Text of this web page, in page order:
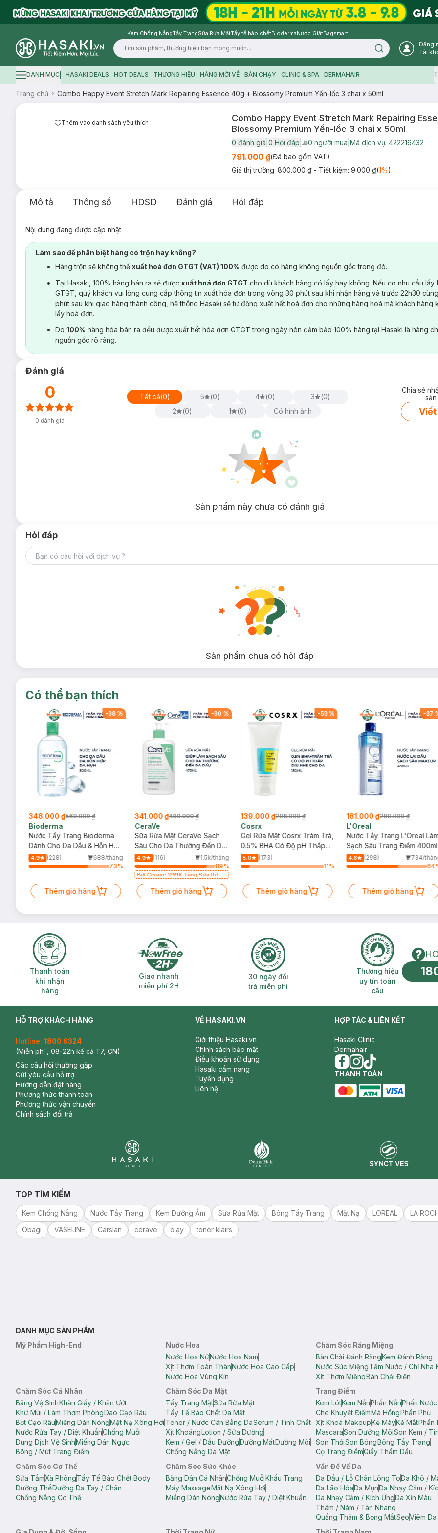
Kem Chống NắngTẩy TrangSữa Rửa MặtTẩy tế bào chếtBiodermaNước GiặtBagsmart
Logo
Search icon
Đăng
Tài
Hamburger icon
DANH MỤC HASAKI DEALS HOT DEALS THƯƠNG HIỆU HÀNG MỚI VỀ BÁN CHẠY CLINIC & SPA DERMAHAIR
Trang chủ Combo Happy Event Stretch Mark Repairing Essence 40g + Blossomy Premium Yến-lốc 3 chai x 50ml
Thêm vào danh sách yêu thích
Combo Happy Event Stretch Mark Repairing
Blossomy Premium Yến-lốc 3 chai x 50ml
0 đánh giá 0 Hỏi đáp User Product Icon
0 người mua Mã dịch vụ: 422216432
791.000 ₫(Đã bao gồm VAT)
Giá thị trường: 800.000 ₫ - Tiết kiệm: 9.000 ₫(1%)
Mô tả Thông số HDSD Đánh giá Hỏi đáp
Nội dung đang được cập nhật
Làm sao để phân biệt hàng có trộn hay không?
Hàng trộn sẽ không thể xuất hoá đơn GTGT (VAT) 100% được do có hàng không nguồn gốc trong đó.
Tại Hasaki, 100% hàng bán ra sẽ được xuất hoá đơn GTGT cho dù khách hàng có lấy hay không. Nếu có nhu cầu lấy
GTGT, quý khách vui lòng cung cấp thông tin xuất hóa đơn trong vòng 30 phút sau khi nhận hàng và trước 22h30
phút sau khi giao hàng thành công, hệ thống Hasaki sẽ tự động xuất hết hoá đơn cho những hàng hoá mà khách hàng
lấy hoá đơn.
Do 100% hàng hóa bán ra đều được xuất hết hóa đơn GTGT trong ngày nên đảm bảo 100% hàng tại Hasaki là hàng
nguồn gốc rõ ràng.
Đánh giá
0
0 đánh giá
Tất cả(0) 5 (0) 4 (0) 3 (0)
2
(0) 1 (0) Có hình ảnh
Chia sẻ
Viết
Sản phẩm này chưa có đánh giá
Hỏi đáp
Sản phẩm chưa có hỏi đáp
Có thể bạn thích
-38%
348.000 ₫560.000 ₫
Bioderma
Nước Tẩy Trang Bioderma
Dành Cho Da Dầu & Hỗn Hợp
500ml
4.9 (228)
688/tháng
73%
Thêm giỏ hàng
-30 %
341.000 ₫490.000 ₫
CeraVe
Sữa Rửa Mặt CeraVe Sạch
Sâu Cho Da Thường Đến Da
Dầu 473ml
4.9 (116)
1.5k/tháng
89%
Bill Cerave 299K Tặng Sữa Rửa
Thêm giỏ hàng
-53%
139.000 ₫298.000 ₫
Cosrx
Gel Rửa Mặt Cosrx Tràm Trà,
0.5% BHA Có Độ pH Thấp
150ml
5.0
(173)
11%
Thêm giỏ hàng
-37
181.000 ₫289.000 ₫
L'Oreal
Nước Tẩy Trang L'Oreal
Sạch Sâu Trang Điểm 400ml
4.8 (298)
734/
64
Thêm giỏ hàng
Thanh toán khi nhận hàng
Thanh toán
khi nhận
hàng
Giao nhanh miễn phí 2H
Giao nhanh
miễn phí 2H
30 ngày đổi trả miễn phí
30 ngày đổi
trả miễn phí
Thương hiệu
Thương hiệu
uy tín toàn
cầu
HỖ TRỢ KHÁCH HÀNG
Hotline: 1800 6324
(Miễn phí , 08-22h kể cả T7, CN)
Các câu hỏi thường gặp
Gửi yêu cầu hỗ trợ
Hướng dẫn đặt hàng
Phương thức thanh toán
Phương thức vận chuyển
Chính sách đổi trả
VỀ HASAKI.VN
Giới thiệu Hasaki.vn
Chính sách bảo mật
Điều khoản sử dụng
Hasaki cẩm nang
Tuyển dụng
Liên hệ
HỢP TÁC & LIÊN KẾT
Hasaki Clinic
Dermahair
facebook
instagram
tiktok
THANH TOÁN
TOP TÌM KIẾM
Kem Chống Nắng Nước Tẩy Trang Kem Dưỡng Ẩm Sữa Rửa Mặt Bông Tẩy Trang Mặt Nạ LOREAL
LA
Obagi
VASELINE Carslan cerave olay toner klairs
DANH MỤC SẢN PHẨM
Mỹ Phẩm High-End
Nước Hoa
Nước Hoa NữNước Hoa Nam
Xịt Thơm Toàn ThânNước Hoa Cao Cấp
Nước Hoa Vùng Kín
Chăm Sóc Răng Miệng
Bàn Chải Đánh RăngKem Đánh Răng
Nước Súc MiệngTăm Nước / Chỉ Nha
Xịt Thơm MiệngBàn Chải Điện
Chăm Sóc Cá Nhân
Băng Vệ SinhKhăn Giấy / Khăn Ướt
Khử Mùi / Làm Thơm PhòngDao Cạo Râu
Bọt Cạo RâuMiếng Dán NóngMặt Nạ Xông Hơi
Nước Rửa Tay / Diệt KhuẩnChống Muỗi
Dung Dịch Vệ SinhMiếng Dán Ngực
Bông / Mút Trang Điểm
Chăm Sóc Da Mặt
Tẩy Trang MặtSữa Rửa Mặt
Tẩy Tế Bào Chết Da Mặt
Toner / Nước Cân Bằng DaSerum / Tinh Chất
Xịt KhoángLotion / Sữa Dưỡng
Kem / Gel / Dầu DưỡngDưỡng MắtDưỡng Môi
Chống Nắng Da Mặt
Trang Điểm
Kem LótKem NềnPhấn NềnPhấn
Che Khuyết ĐiểmMá HồngPhấn Phủ
Xịt Khoá MakeupKẻ MàyKẻ MắtPhấn
MascaraSon Dưỡng MôiSon Kem /
Son ThỏiSon BóngBông Tẩy Trang
Cọ Trang ĐiểmGiấy Thấm Dầu
Chăm Sóc Cơ Thể
Sữa TắmXà PhòngTẩy Tế Bào Chết Body
Dưỡng ThểDưỡng Da Tay / Chân
Chống Nắng Cơ Thể
Chăm Sóc Sức Khỏe
Băng Dán Cá NhânChống MuỗiKhẩu Trang
Máy MassageMặt Nạ Xông Hơi
Miếng Dán NóngNước Rửa Tay / Diệt Khuẩn
Vấn Đề Về Da
Da Dầu / Lỗ Chân Lông ToDa Khô /
Da Lão HóaDa MụnDa Nhạy Cảm /
Da Nhạy Cảm / Kích ỨngDa Xỉn Màu
Thâm / Nám / Tàn Nhang
Quầng Thâm & Bọng MắtSẹoViêm